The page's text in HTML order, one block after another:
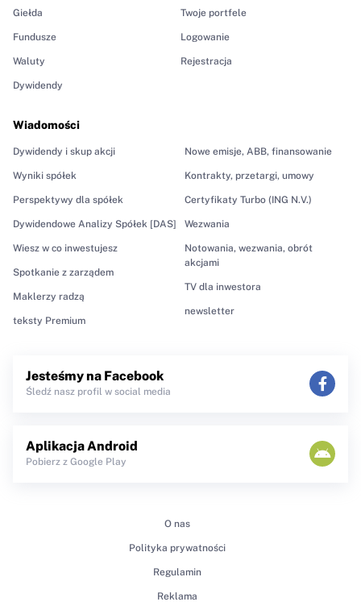
Giełda
Fundusze
Waluty
Dywidendy
Wiadomości
Dywidendy i skup akcji
Wyniki spółek
Perspektywy dla spółek
Dywidendowe Analizy Spółek [DAS]
Wiesz w co inwestujesz
Spotkanie z zarządem
Maklerzy radzą
teksty Premium
Nowe emisje, ABB, finansowanie
Kontrakty, przetargi, umowy
Certyfikaty Turbo (ING N.V.)
Wezwania
Notowania, wezwania, obrót
akcjami
TV dla inwestora
newsletter
Twoje portfele
Logowanie
Rejestracja
Jesteśmy na Facebook
Śledź nasz profil w social media
Aplikacja Android
Pobierz z Google Play
O nas
Polityka prywatności
Regulamin
Reklama